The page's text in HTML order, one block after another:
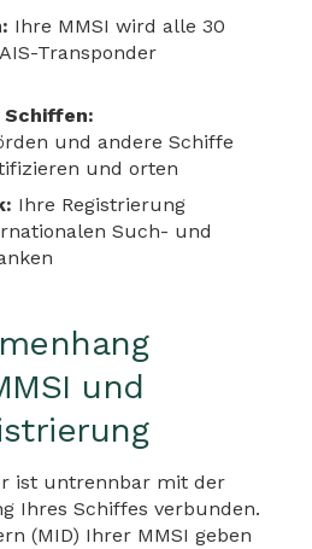
Ihre MMSI wird alle 30
Transponder
Schiffen:
und andere Schiffe
und orten
Ihre Registrierung
Such- und
und
ist untrennbar mit der
Ihres Schiffes verbunden.
(MID) Ihrer MMSI geben